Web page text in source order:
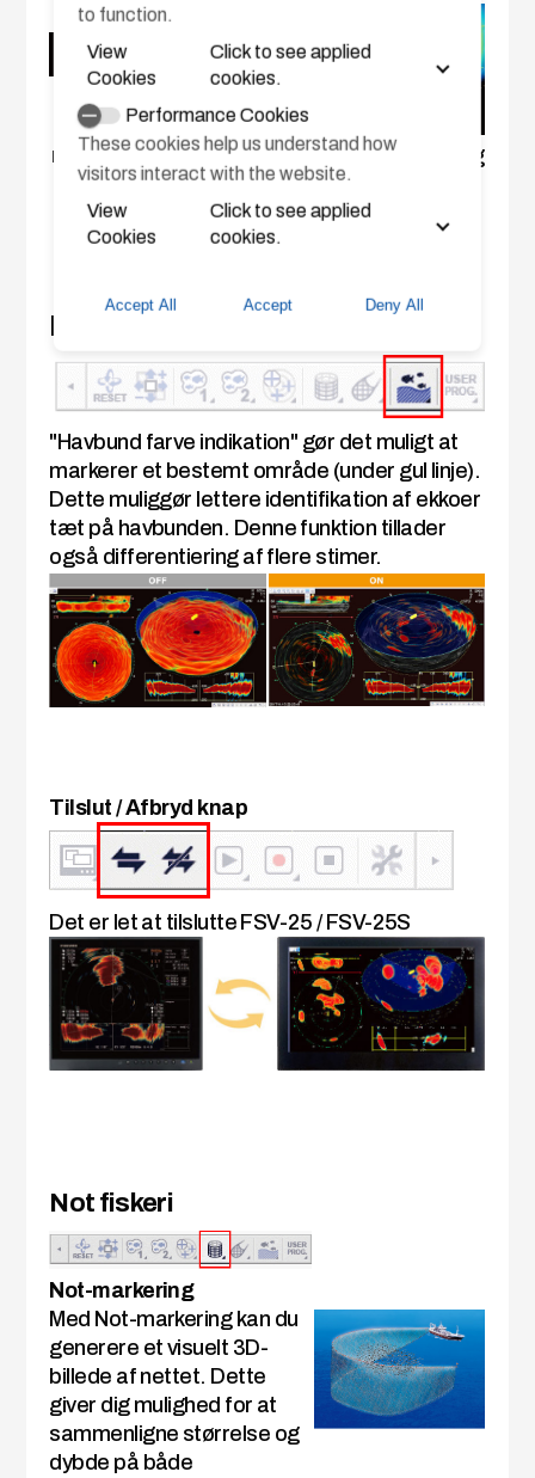
Volume for
ekkoområdet
markering 1 og
2
Ekkomarkering
1 vises med
gule linier.
Ekkomarkering
cyane linier.
"Havbund farve indikation" gør det muligt at
markerer et bestemt område (under gul linje).
Dette muliggør lettere identifikation af ekkoer
tæt på havbunden. Denne funktion tillader
også differentiering af flere stimer.
Tilslut / Afbryd knap
Det er let at tilslutte FSV-25 / FSV-25S
Not fiskeri
Not-markering
Med Not-markering kan du
generere et visuelt 3D-
billede af nettet. Dette
giver dig mulighed for at
sammenligne størrelse og
dybde på både
to function.
View
Cookies
Click to see applied
cookies.
Performance Cookies
These cookies help us understand how
visitors interact with the website.
View
Cookies
Click to see applied
cookies.
Accept All Accept Deny All